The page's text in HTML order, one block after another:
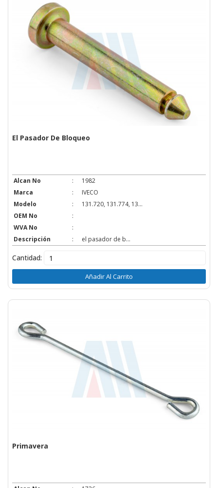
El Pasador De Bloqueo
Alcan No :
1982
Marca
:
IVECO
Modelo
:
131.720, 131.774, 13...
OEM No
:
WVA No
:
Descripción
: el pasador de b...
Cantidad:
Añadir Al Carrito
Primavera